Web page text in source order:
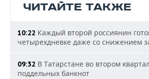
ЧИТАЙТЕ ТАКЖЕ
10:22 Каждый второй россиянин
четырехдневке даже со снижением
09:32 В Татарстане во втором
поддельных банкнот